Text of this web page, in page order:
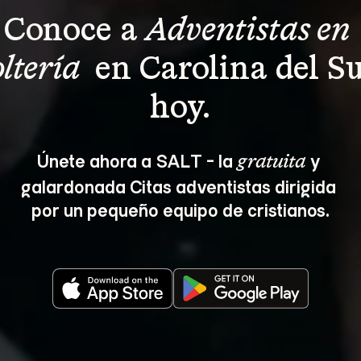
Conoce a Adventistas en
en Carolina del
hoy.
Únete ahora a SALT - la gratuita y
galardonada Citas adventistas dirigida
por un pequeño equipo de cristianos.